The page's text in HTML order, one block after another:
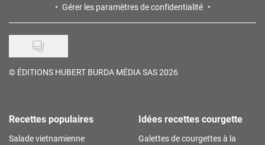
Gérer les paramètres de confidentialité
© ÉDITIONS HUBERT BURDA MÉDIA SAS 2026
Recettes populaires
Salade vietnamienne
Idées recettes courgette
Galettes de courgettes à la